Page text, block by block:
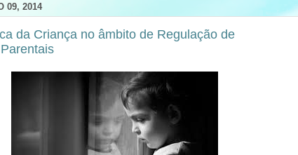
09, 2014
da Criança no âmbito de Regulação de